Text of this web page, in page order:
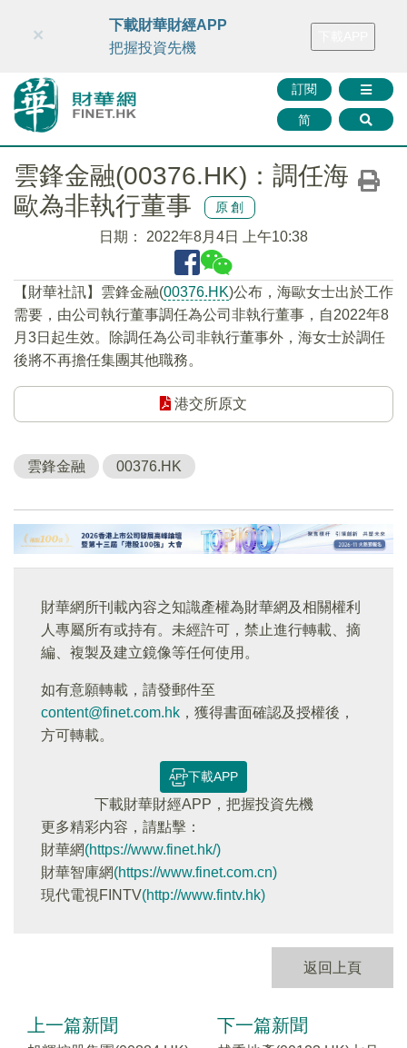
財華智庫網 FINTV FINMETA 財華證券 媒體矩陣
訂閱
简
×
下載財華財經APP
把握投資先機
雲鋒金融(00376.HK)：調任海
歐為非執行董事
原創
日期： 2022年8月4日 上午10:38
【財華社訊】雲鋒金融(00376.HK)公布，海歐女士出於工作
需要，由公司執行董事調任為公司非執行董事，自2022年8
月3日起生效。除調任為公司非執行董事外，海女士於調任
後將不再擔任集團其他職務。
港交所原文
雲鋒金融 00376.HK
財華網所刊載內容之知識產權為財華網及相關權利
人專屬所有或持有。未經許可，禁止進行轉載、摘
編、複製及建立鏡像等任何使用。
如有意願轉載，請發郵件至
content@finet.com.hk ，獲得書面確認及授權後，
方可轉載。
下載APP
下載財華財經APP，把握投資先機
更多精彩内容，請點擊：
財華網(https://www.finet.hk/)
財華智庫網(https://www.finet.com.cn)
現代電視FINTV(http://www.fintv.hk)
返回上頁
上一篇新聞 下一篇新聞